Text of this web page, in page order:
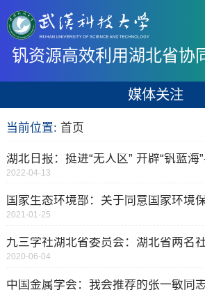
钒资源高效利用湖北省协
媒体关注
当前位置: 首页
2022-04-13
2021-01-25
2020-06-04